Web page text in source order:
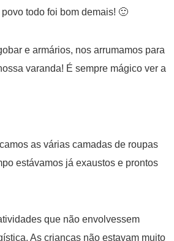
todo foi bom demais! 🙂
e armários, nos arrumamos para
varanda! É sempre mágico ver a
as várias camadas de roupas
estávamos já exaustos e prontos
que não envolvessem
As crianças não estavam muito